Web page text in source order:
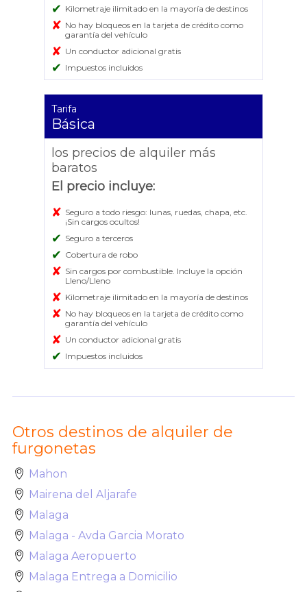
✔ Kilometraje ilimitado en la mayoría de destinos
✘ No hay bloqueos en la tarjeta de crédito como
garantía del vehículo
✘ Un conductor adicional gratis
✔ Impuestos incluidos
Tarifa
Básica
los precios de alquiler más
baratos
El precio incluye:
✘ Seguro a todo riesgo: lunas, ruedas, chapa, etc.
¡Sin cargos ocultos!
✔ Seguro a terceros
✔ Cobertura de robo
✘ Sin cargos por combustible. Incluye la opción
Lleno/Lleno
✘ Kilometraje ilimitado en la mayoría de destinos
✘ No hay bloqueos en la tarjeta de crédito como
garantía del vehículo
✘ Un conductor adicional gratis
✔ Impuestos incluidos
Otros destinos de alquiler de
furgonetas
Mahon
Mairena del Aljarafe
Malaga
Malaga - Avda Garcia Morato
Malaga Aeropuerto
Malaga Entrega a Domicilio